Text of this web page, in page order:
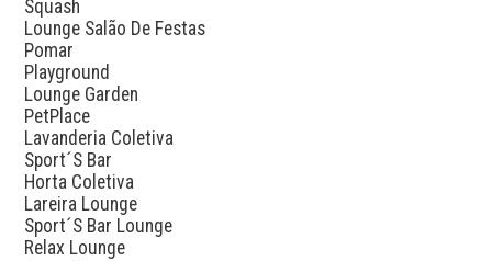
Squash
Lounge Salão De Festas
Pomar
Playground
Lounge Garden
PetPlace
Lavanderia Coletiva
Sport´S Bar
Horta Coletiva
Lareira Lounge
Sport´S Bar Lounge
Relax Lounge